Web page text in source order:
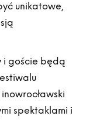
unikatowe,
i goście będą
spektaklami i